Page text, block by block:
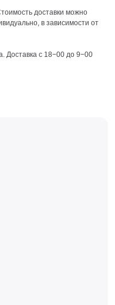
доставки можно
в зависимости от
Доставка с 18−00 до 9−00